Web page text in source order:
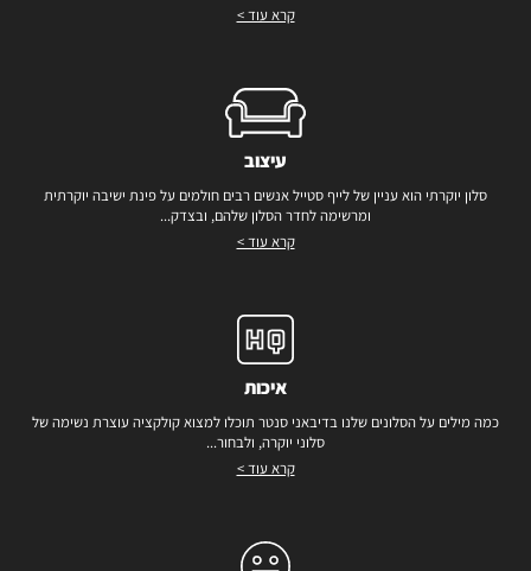
קרא עוד >
עיצוב
סלון יוקרתי הוא עניין של לייף סטייל אנשים רבים חולמים על פינת ישיבה יוקרתית
ומרשימה לחדר הסלון שלהם, ובצדק...
קרא עוד >
איכות
כמה מילים על הסלונים שלנו בדיבאני סנטר תוכלו למצוא קולקציה עוצרת נשימה של
סלוני יוקרה, ולבחור...
קרא עוד >